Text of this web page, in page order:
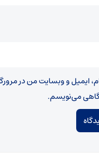
ایمیل و وبسایت من در
می‌نویسم.